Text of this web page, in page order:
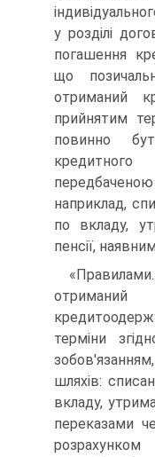
у розділі
погашення
що
отриманий
прийнятим
повинно
наприклад,
по вкладу,
пенсії,
терміни
шляхів:
вкладу,
переказами